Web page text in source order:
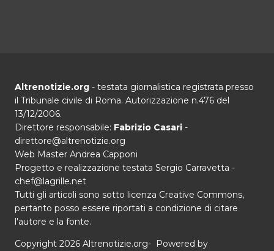
Altrenotizie.org - testata giornalistica registrata presso
il Tribunale civile di Roma. Autorizzazione n.476 del
13/12/2006.
Direttore responsabile: Fabrizio Casari -
direttore@altrenotizie.org
Web Master Andrea Capponi
Progetto e realizzazione testata Sergio Carravetta -
chef@lagrille.net
Tutti gli articoli sono sotto licenza Creative Commons,
pertanto posso essere riportati a condizione di citare
l'autore e la fonte.
Copyright 2026 Altrenotizie.org- Powered by